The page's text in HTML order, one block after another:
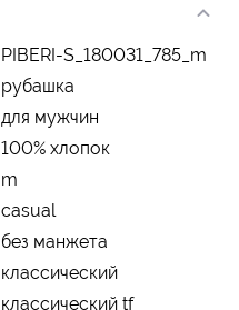
PIBERI-S_180031_785_m
рубашка
для мужчин
100% хлопок
m
casual
без манжета
классический
классический tf